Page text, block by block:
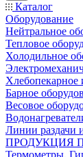
Каталог
Оборудование
Нейтральное
Тепловое
Холодильное
Хлебопекарное
Барное
Весовое
Линии раздачи
ПРОДУКЦИЯ
Термометры,